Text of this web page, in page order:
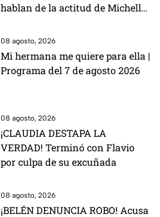
hablan de la actitud de Michelle
08 agosto, 2026
Mi hermana me quiere para ella |
Programa del 7 de agosto 2026
08 agosto, 2026
¡CLAUDIA DESTAPA LA
VERDAD! Terminó con Flavio
por culpa de su excuñada
08 agosto, 2026
¡BELÉN DENUNCIA ROBO! Acusa